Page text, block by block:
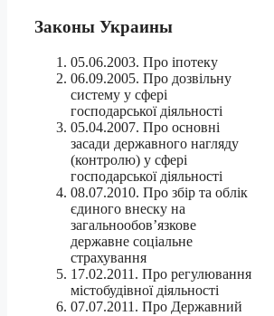
Законы Украины
05.06.2003. Про іпотеку
06.09.2005. Про дозвільну
систему у сфері
господарської діяльності
05.04.2007. Про основні
засади державного нагляду
(контролю) у сфері
господарської діяльності
08.07.2010. Про збір та облік
єдиного внеску на
загальнообов’язкове
державне соціальне
страхування
17.02.2011. Про регулювання
містобудівної діяльності
07.07.2011. Про Державний